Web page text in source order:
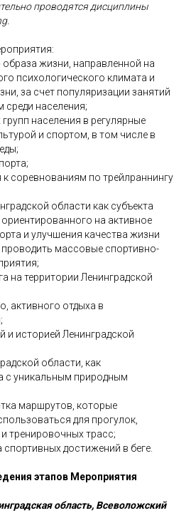
проводятся дисциплины
жизни, направленной на
психологического климата и
за счет популяризации занятий
среди населения;
населения в регулярные
и спортом, в том числе в
соревнованиям по трейлраннингу
области как субъекта
на активное
и улучшения качества жизни
массовые спортивно-
на территории Ленинградской
активного отдыха в
и историей Ленинградской
области, как
с уникальным природным
маршрутов, которые
для прогулок,
тренировочных трасс;
достижений в беге.
этапов Мероприятия
область, Всеволожский